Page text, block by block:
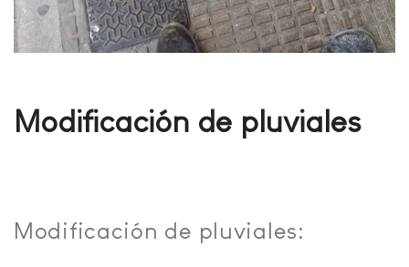
Modificación de pluviales
Modificación de pluviales: